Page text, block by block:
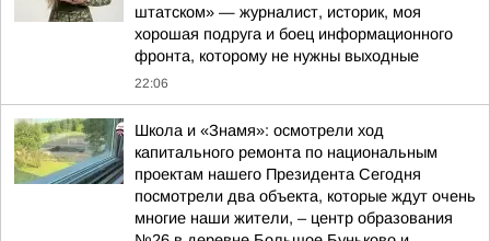
штатском» — журналист, историк, моя
хорошая подруга и боец информационного
фронта, которому не нужны выходные
22:06
Школа и «Знамя»: осмотрели ход
капитального ремонта по национальным
проектам нашего Президента Сегодня
посмотрели два объекта, которые ждут очень
многие наши жители, – центр образования